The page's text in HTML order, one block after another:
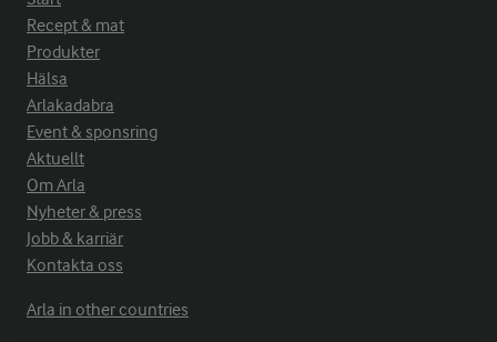
Recept & mat
Produkter
Hälsa
Arlakadabra
Event & sponsring
Aktuellt
Om Arla
Nyheter & press
Jobb & karriär
Kontakta oss
Arla in other countries